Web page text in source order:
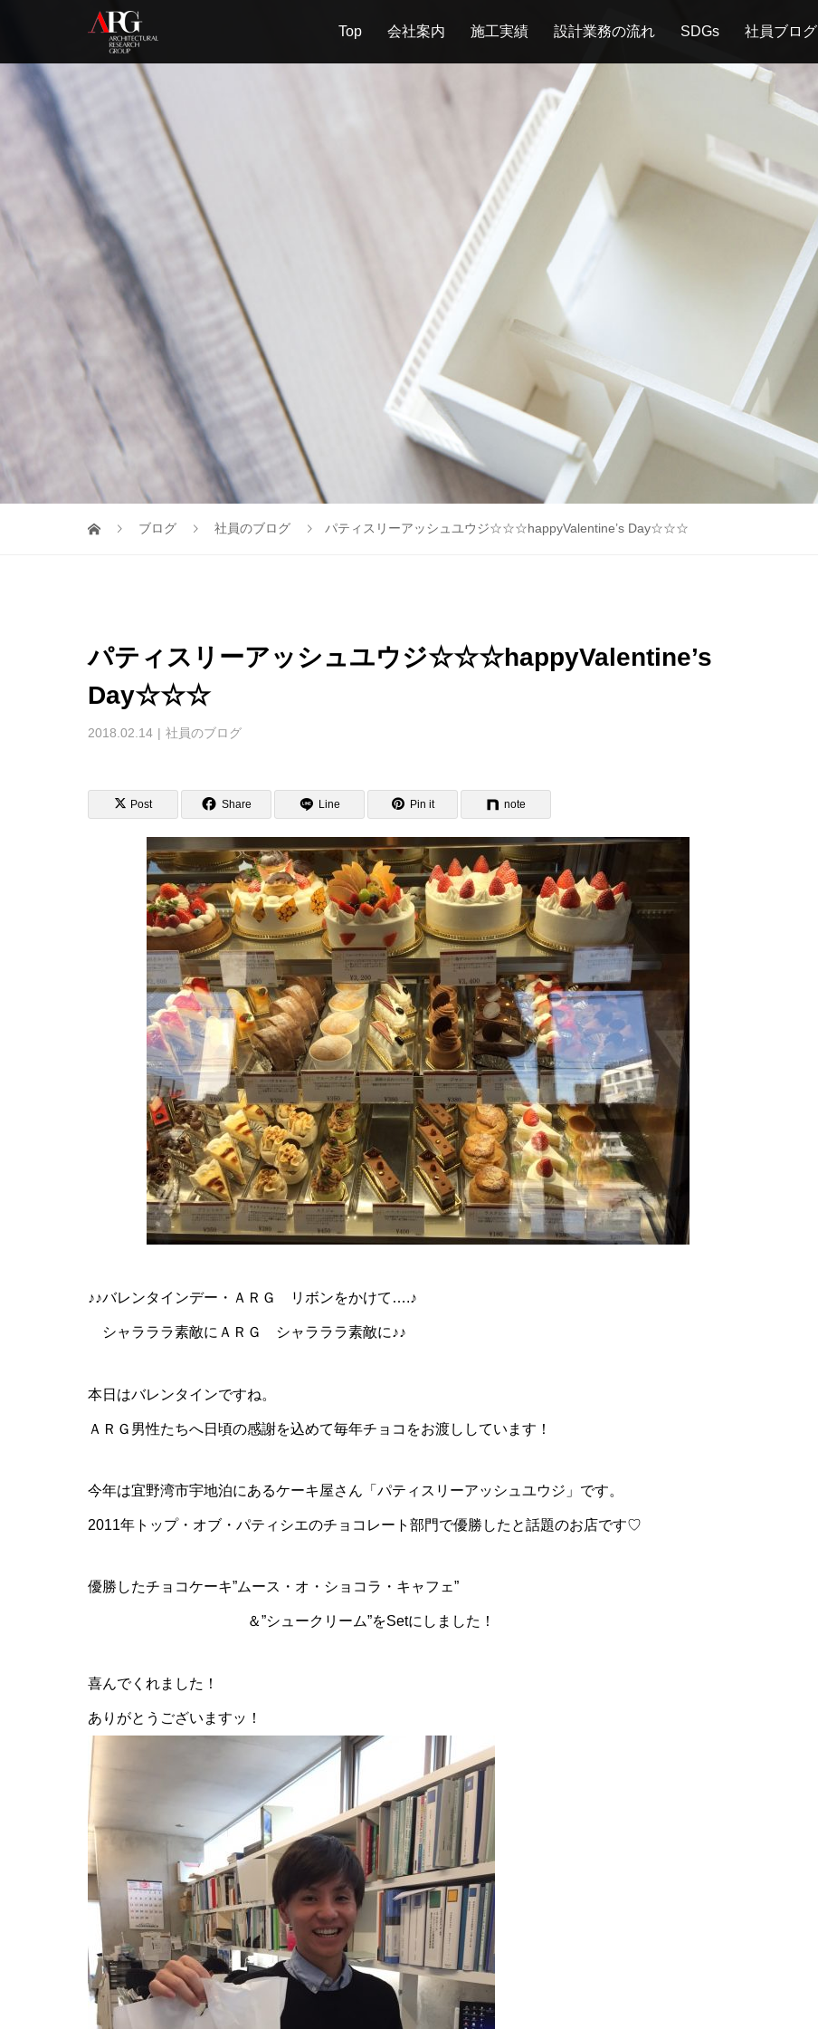
Top 会社案内 施工実績 設計業務の流れ SDGs 社員ブログ
ブログ 社員のブログ パティスリーアッシュユウジ☆☆☆happyValentine’s Day☆☆☆
パティスリーアッシュユウジ☆☆☆happyValentine’s
Day☆☆☆
2018.02.14 社員のブログ
Post Share Line Pin it note
♪♪バレンタインデー・ＡＲＧ リボンをかけて….♪
シャラララ素敵にＡＲＧ シャラララ素敵に♪♪
本日はバレンタインですね。
ＡＲＧ男性たちへ日頃の感謝を込めて毎年チョコをお渡ししています！
今年は宜野湾市宇地泊にあるケーキ屋さん「パティスリーアッシュユウジ」です。
2011年トップ・オブ・パティシエのチョコレート部門で優勝したと話題のお店です♡
優勝したチョコケーキ”ムース・オ・ショコラ・キャフェ”
＆”シュークリーム”をSetにしました！
喜んでくれました！
ありがとうございますッ！